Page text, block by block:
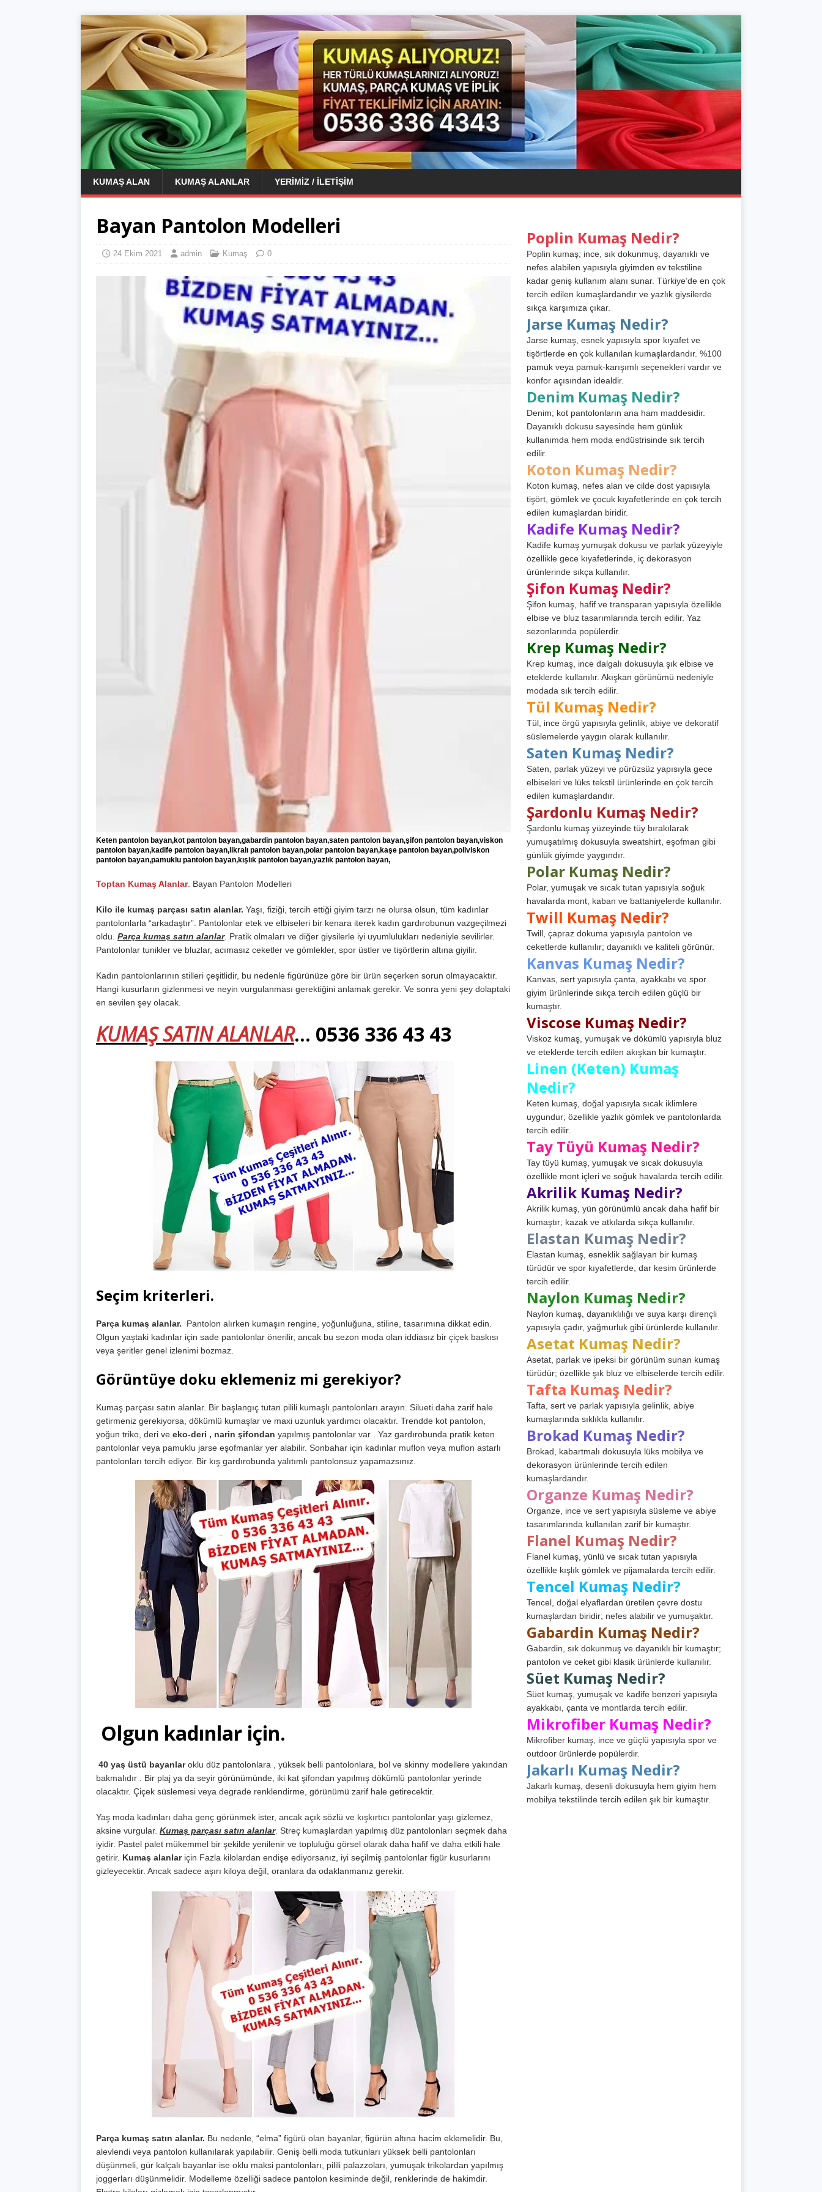
KUMAŞ ALAN KUMAŞ ALANLAR YERIMIZ / İLETIŞIM
Bayan Pantolon Modelleri
24 Ekim 2021 admin Kumaş 0
Keten pantolon bayan,kot pantolon bayan,gabardin pantolon bayan,saten pantolon bayan,şifon pantolon bayan,viskon
pantolon bayan,kadife pantolon bayan,likralı pantolon bayan,polar pantolon bayan,kaşe pantolon bayan,poliviskon
pantolon bayan,pamuklu pantolon bayan,kışlık pantolon bayan,yazlık pantolon bayan,
Toptan Kumaş Alanlar. Bayan Pantolon Modelleri
Kilo ile kumaş parçası satın alanlar. Yaşı, fiziği, tercih ettiği giyim tarzı ne olursa olsun, tüm kadınlar
pantolonlarla “arkadaştır”. Pantolonlar etek ve elbiseleri bir kenara iterek kadın gardırobunun vazgeçilmezi
oldu. Parça kumaş satın alanlar. Pratik olmaları ve diğer giysilerle iyi uyumlulukları nedeniyle sevilirler.
Pantolonlar tunikler ve bluzlar, acımasız ceketler ve gömlekler, spor üstler ve tişörtlerin altına giyilir.
Kadın pantolonlarının stilleri çeşitlidir, bu nedenle figürünüze göre bir ürün seçerken sorun olmayacaktır.
Hangi kusurların gizlenmesi ve neyin vurgulanması gerektiğini anlamak gerekir. Ve sonra yeni şey dolaptaki
en sevilen şey olacak.
KUMAŞ SATIN ALANLAR… 0536 336 43 43
Seçim kriterleri.
Parça kumaş alanlar. Pantolon alırken kumaşın rengine, yoğunluğuna, stiline, tasarımına dikkat edin.
Olgun yaştaki kadınlar için sade pantolonlar önerilir, ancak bu sezon moda olan iddiasız bir çiçek baskısı
veya şeritler genel izlenimi bozmaz.
Görüntüye doku eklemeniz mi gerekiyor?
Kumaş parçası satın alanlar. Bir başlangıç ​​tutan pilili kumaşlı pantolonları arayın. Silueti daha zarif hale
getirmeniz gerekiyorsa, dökümlü kumaşlar ve maxi uzunluk yardımcı olacaktır. Trendde kot pantolon,
yoğun triko, deri ve eko-deri , narin şifondan yapılmış pantolonlar var . Yaz gardırobunda pratik keten
pantolonlar veya pamuklu jarse eşofmanlar yer alabilir. Sonbahar için kadınlar muflon veya muflon astarlı
pantolonları tercih ediyor. Bir kış gardırobunda yalıtımlı pantolonsuz yapamazsınız.
Olgun kadınlar için.
40 yaş üstü bayanlaroklu düz pantolonlara , yüksek belli pantolonlara, bol ve skinny modellere yakından
bakmalıdır . Bir plaj ya da seyir görünümünde, iki kat şifondan yapılmış dökümlü pantolonlar yerinde
olacaktır. Çiçek süslemesi veya degrade renklendirme, görünümü zarif hale getirecektir.
Yaş moda kadınları daha genç görünmek ister, ancak açık sözlü ve kışkırtıcı pantolonlar yaşı gizlemez,
aksine vurgular. Kumaş parçası satın alanlar. Streç kumaşlardan yapılmış düz pantolonları seçmek daha
iyidir. Pastel palet mükemmel bir şekilde yenilenir ve topluluğu görsel olarak daha hafif ve daha etkili hale
getirir. Kumaş alanlariçin Fazla kilolardan endişe ediyorsanız, iyi seçilmiş pantolonlar figür kusurlarını
gizleyecektir. Ancak sadece aşırı kiloya değil, oranlara da odaklanmanız gerekir.
Parça kumaş satın alanlar. Bu nedenle, “elma” figürü olan bayanlar, figürün altına hacim eklemelidir. Bu,
alevlendi veya pantolon kullanılarak yapılabilir. Geniş belli moda tutkunları yüksek belli pantolonları
düşünmeli, gür kalçalı bayanlar ise oklu maksi pantolonları, pilili palazzoları, yumuşak trikolardan yapılmış
joggerları düşünmelidir. Modelleme özelliği sadece pantolon kesiminde değil, renklerinde de hakimdir.
Poplin Kumaş Nedir?
Poplin kumaş; ince, sık dokunmuş, dayanıklı ve
nefes alabilen yapısıyla giyimden ev tekstiline
kadar geniş kullanım alanı sunar. Türkiye’de en çok
tercih edilen kumaşlardandır ve yazlık giysilerde
sıkça karşımıza çıkar.
Jarse Kumaş Nedir?
Jarse kumaş, esnek yapısıyla spor kıyafet ve
tişörtlerde en çok kullanılan kumaşlardandır. %100
pamuk veya pamuk-karışımlı seçenekleri vardır ve
konfor açısından idealdir.
Denim Kumaş Nedir?
Denim; kot pantolonların ana ham maddesidir.
Dayanıklı dokusu sayesinde hem günlük
kullanımda hem moda endüstrisinde sık tercih
edilir.
Koton Kumaş Nedir?
Koton kumaş, nefes alan ve cilde dost yapısıyla
tişört, gömlek ve çocuk kıyafetlerinde en çok tercih
edilen kumaşlardan biridir.
Kadife Kumaş Nedir?
Kadife kumaş yumuşak dokusu ve parlak yüzeyiyle
özellikle gece kıyafetlerinde, iç dekorasyon
ürünlerinde sıkça kullanılır.
Şifon Kumaş Nedir?
Şifon kumaş, hafif ve transparan yapısıyla özellikle
elbise ve bluz tasarımlarında tercih edilir. Yaz
sezonlarında popülerdir.
Krep Kumaş Nedir?
Krep kumaş, ince dalgalı dokusuyla şık elbise ve
eteklerde kullanılır. Akışkan görünümü nedeniyle
modada sık tercih edilir.
Tül Kumaş Nedir?
Tül, ince örgü yapısıyla gelinlik, abiye ve dekoratif
süslemelerde yaygın olarak kullanılır.
Saten Kumaş Nedir?
Saten, parlak yüzeyi ve pürüzsüz yapısıyla gece
elbiseleri ve lüks tekstil ürünlerinde en çok tercih
edilen kumaşlardandır.
Şardonlu Kumaş Nedir?
Şardonlu kumaş yüzeyinde tüy bırakılarak
yumuşatılmış dokusuyla sweatshirt, eşofman gibi
günlük giyimde yaygındır.
Polar Kumaş Nedir?
Polar, yumuşak ve sıcak tutan yapısıyla soğuk
havalarda mont, kaban ve battaniyelerde kullanılır.
Twill Kumaş Nedir?
Twill, çapraz dokuma yapısıyla pantolon ve
ceketlerde kullanılır; dayanıklı ve kaliteli görünür.
Kanvas Kumaş Nedir?
Kanvas, sert yapısıyla çanta, ayakkabı ve spor
giyim ürünlerinde sıkça tercih edilen güçlü bir
kumaştır.
Viscose Kumaş Nedir?
Viskoz kumaş, yumuşak ve dökümlü yapısıyla bluz
ve eteklerde tercih edilen akışkan bir kumaştır.
Linen (Keten) Kumaş
Nedir?
Keten kumaş, doğal yapısıyla sıcak iklimlere
uygundur; özellikle yazlık gömlek ve pantolonlarda
tercih edilir.
Tay Tüyü Kumaş Nedir?
Tay tüyü kumaş, yumuşak ve sıcak dokusuyla
özellikle mont içleri ve soğuk havalarda tercih edilir.
Akrilik Kumaş Nedir?
Akrilik kumaş, yün görünümlü ancak daha hafif bir
kumaştır; kazak ve atkılarda sıkça kullanılır.
Elastan Kumaş Nedir?
Elastan kumaş, esneklik sağlayan bir kumaş
türüdür ve spor kıyafetlerde, dar kesim ürünlerde
tercih edilir.
Naylon Kumaş Nedir?
Naylon kumaş, dayanıklılığı ve suya karşı dirençli
yapısıyla çadır, yağmurluk gibi ürünlerde kullanılır.
Asetat Kumaş Nedir?
Asetat, parlak ve ipeksi bir görünüm sunan kumaş
türüdür; özellikle şık bluz ve elbiselerde tercih edilir.
Tafta Kumaş Nedir?
Tafta, sert ve parlak yapısıyla gelinlik, abiye
kumaşlarında sıklıkla kullanılır.
Brokad Kumaş Nedir?
Brokad, kabartmalı dokusuyla lüks mobilya ve
dekorasyon ürünlerinde tercih edilen
kumaşlardandır.
Organze Kumaş Nedir?
Organze, ince ve sert yapısıyla süsleme ve abiye
tasarımlarında kullanılan zarif bir kumaştır.
Flanel Kumaş Nedir?
Flanel kumaş, yünlü ve sıcak tutan yapısıyla
özellikle kışlık gömlek ve pijamalarda tercih edilir.
Tencel Kumaş Nedir?
Tencel, doğal elyaflardan üretilen çevre dostu
kumaşlardan biridir; nefes alabilir ve yumuşaktır.
Gabardin Kumaş Nedir?
Gabardin, sık dokunmuş ve dayanıklı bir kumaştır;
pantolon ve ceket gibi klasik ürünlerde kullanılır.
Süet Kumaş Nedir?
Süet kumaş, yumuşak ve kadife benzeri yapısıyla
ayakkabı, çanta ve montlarda tercih edilir.
Mikrofiber Kumaş Nedir?
Mikrofiber kumaş, ince ve güçlü yapısıyla spor ve
outdoor ürünlerde popülerdir.
Jakarlı Kumaş Nedir?
Jakarlı kumaş, desenli dokusuyla hem giyim hem
mobilya tekstilinde tercih edilen şık bir kumaştır.